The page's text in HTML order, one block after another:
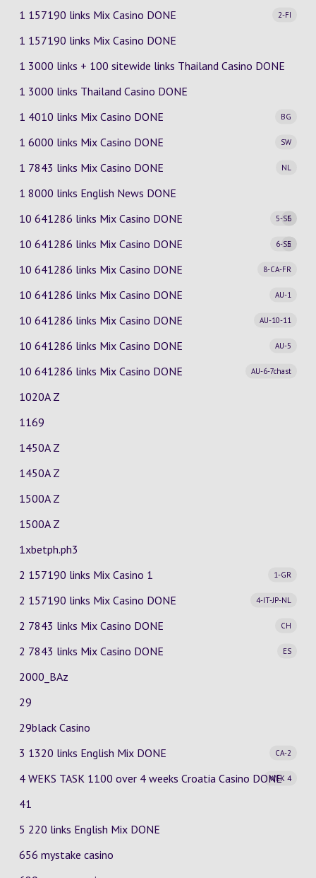
1 157190 links Mix Casino
2-FI
DONE
1 157190 links Mix Casino DONE
1 3000 links + 100 sitewide links Thailand Casino DONE
1 3000 links Thailand Casino DONE
1 4010 links Mix Casino
BG
DONE
1 6000 links Mix Casino
SW
DONE
1 7843 links Mix Casino
NL
DONE
1 8000 links English News DONE
10 641286 links Mix Casino
5-SE
6
DONE
10 641286 links Mix Casino
6-SE
5
DONE
10 641286 links Mix Casino
8-CA-FR
DONE
10 641286 links Mix Casino
AU-1
DONE
10 641286 links Mix Casino
AU-10-11
DONE
10 641286 links Mix Casino
AU-5
DONE
10 641286 links Mix Casino
AU-6-7chast
DONE
1020A Z
1169
1450A Z
1450A Z
1500A Z
1500A Z
1xbetph.ph3
2 157190 links Mix Casino
1-GR
1
2 157190 links Mix Casino
4-IT-JP-NL
DONE
2 7843 links Mix Casino
CH
DONE
2 7843 links Mix Casino
ES
DONE
2000_BAz
29
29black Casino
3 1320 links English Mix
CA-2
DONE
4 WEKS TASK 1100 over 4 weeks Croatia Casino
WEK 4
DONE
41
5 220 links English Mix DONE
656 mystake casino